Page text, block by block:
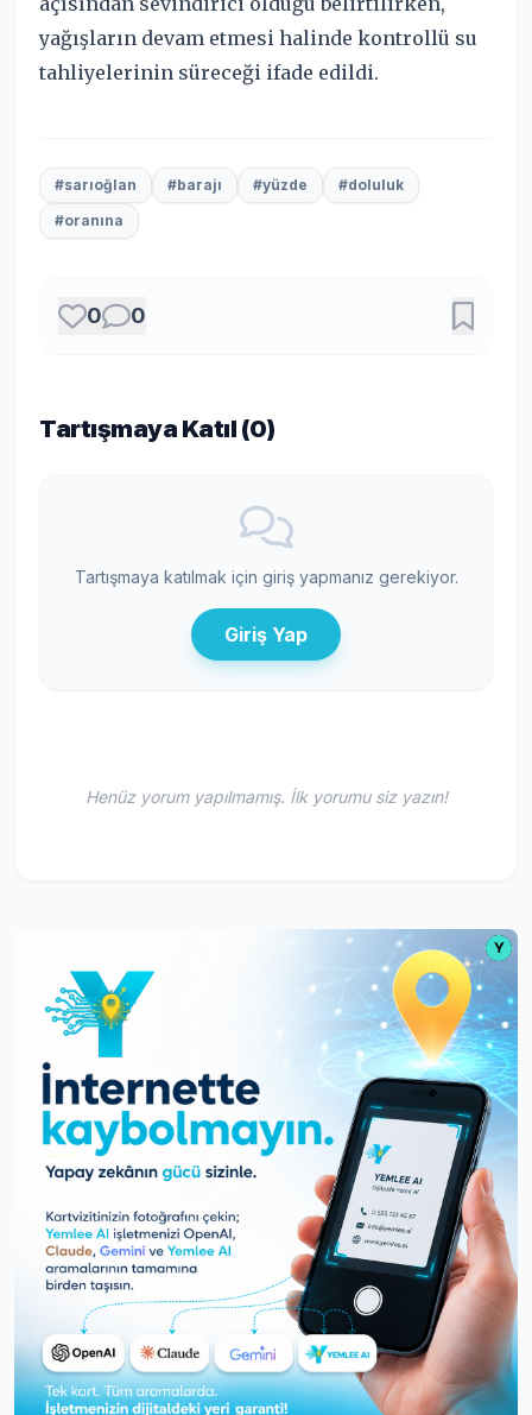
yağışların devam etmesi halinde kontrollü su
tahliyelerinin süreceği ifade edildi.
#sarıoğlan #barajı #yüzde
#doluluk
#oranına
0 0
Tartışmaya Katıl (0)
Tartışmaya katılmak için giriş yapmanız gerekiyor.
Giriş Yap
Henüz yorum yapılmamış. İlk yorumu siz yazın!